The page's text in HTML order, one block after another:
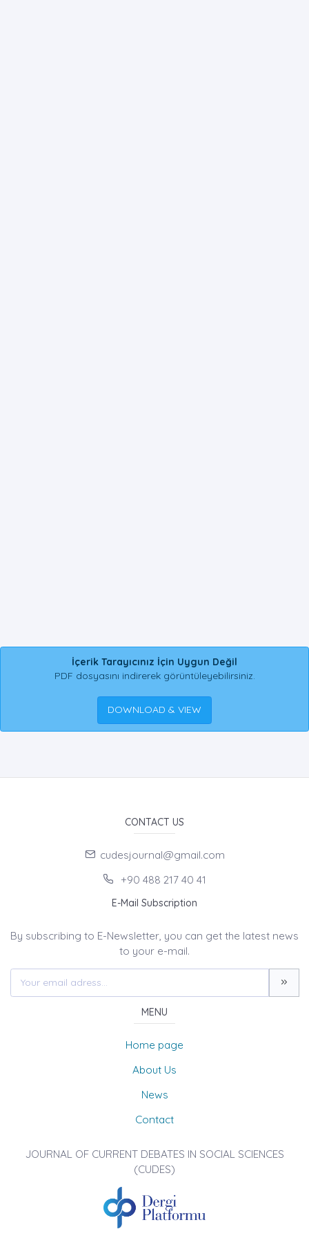
İçerik Tarayıcınız İçin Uygun Değil
PDF dosyasını indirerek görüntüleyebilirsiniz.
DOWNLOAD & VIEW
CONTACT US
cudesjournal@gmail.com
+90 488 217 40 41
E-Mail Subscription
By subscribing to E-Newsletter, you can get the latest news
to your e-mail.
MENU
Home page
About Us
News
Contact
JOURNAL OF CURRENT DEBATES IN SOCIAL SCIENCES
(CUDES)